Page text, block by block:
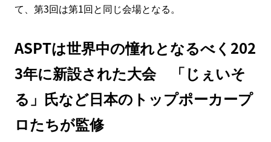
て、第3回は第1回と同じ会場となる。
ASPTは世界中の憧れとなるべく202
3年に新設された大会 「じぇいそ
る」氏など日本のトップポーカープ
ロたちが監修